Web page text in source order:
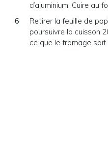
d’aluminium. Cuire au
Retirer la feuille de
poursuivre la cuisson
ce que le fromage soit